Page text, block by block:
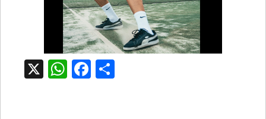
X WhatsApp
Facebook
Compartir